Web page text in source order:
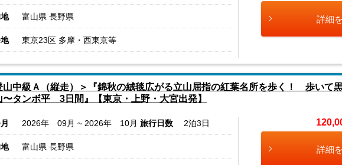
富山県 長野県
東京23区 多摩・西東京等
詳細
山中級Ａ（縦走）＞『錦秋の絨毯広がる立山屈指の紅葉名所を歩く！ 歩いて
〜タンボ平 3日間』【東京・上野・大宮出発】
2026年 09月 ~ 2026年 10月 旅行日数 2泊3日
富山県 長野県 詳細